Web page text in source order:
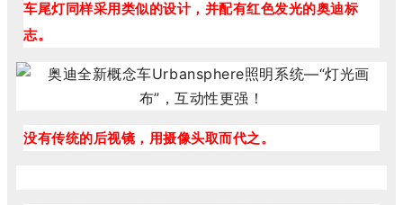
车尾灯同样采用类似的设计，并配有红色发光的奥迪标
志。
没有传统的后视镜，用摄像头取而代之。